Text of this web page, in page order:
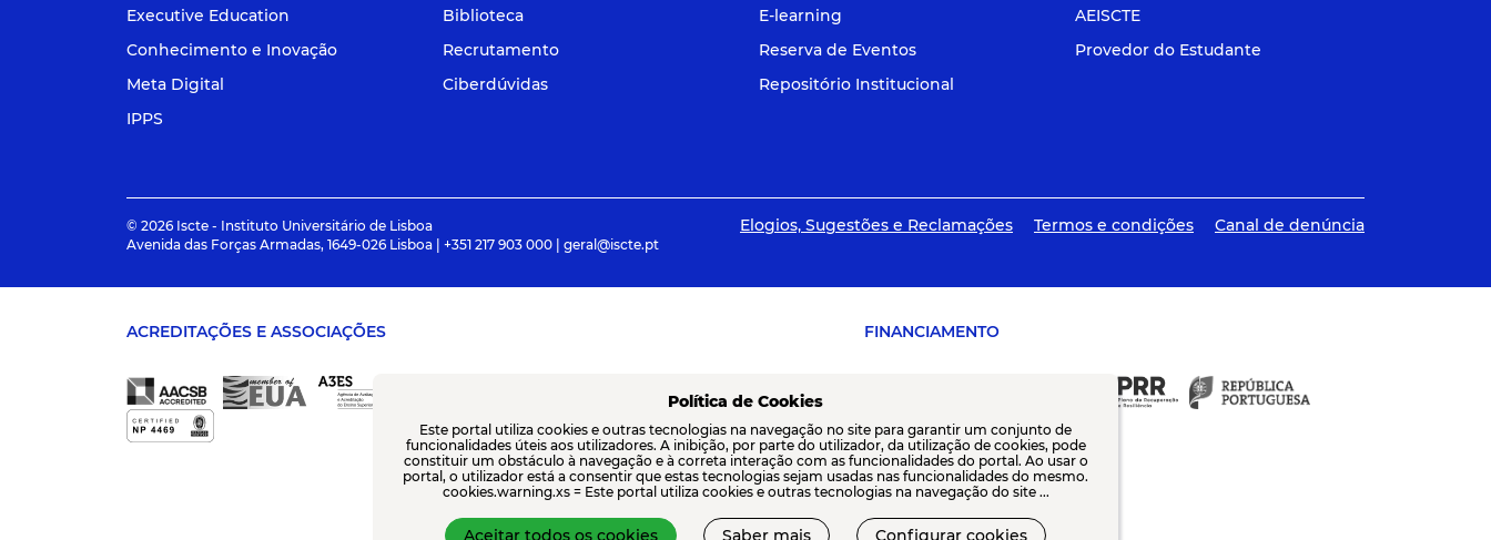
Executive Education
Conhecimento e Inovação
Meta Digital
IPPS
Biblioteca
Recrutamento
Ciberdúvidas
E-learning
Reserva de Eventos
Repositório Institucional
AEISCTE
Provedor do Estudante
© 2026 Iscte - Instituto Universitário de Lisboa
Avenida das Forças Armadas, 1649-026 Lisboa | +351 217 903 000 | geral@iscte.pt
Elogios, Sugestões e Reclamações Termos e condições Canal de denúncia
ACREDITAÇÕES E ASSOCIAÇÕES FINANCIAMENTO
Política de Cookies
Este portal utiliza cookies e outras tecnologias na navegação no site para garantir um conjunto de
funcionalidades úteis aos utilizadores. A inibição, por parte do utilizador, da utilização de cookies, pode
constituir um obstáculo à navegação e à correta interação com as funcionalidades do portal. Ao usar o
portal, o utilizador está a consentir que estas tecnologias sejam usadas nas funcionalidades do mesmo.
cookies.warning.xs = Este portal utiliza cookies e outras tecnologias na navegação do site ...
Aceitar todos os cookies Saber mais Configurar cookies